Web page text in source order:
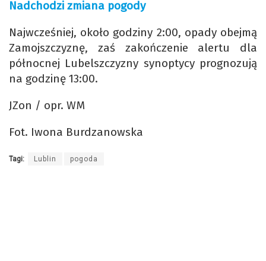
Nadchodzi zmiana pogody
Najwcześniej, około godziny 2:00, opady obejmą
Zamojszczyznę, zaś zakończenie alertu dla
północnej Lubelszczyzny synoptycy prognozują
na godzinę 13:00.
JZon / opr. WM
Fot. Iwona Burdzanowska
Tagi: Lublin pogoda